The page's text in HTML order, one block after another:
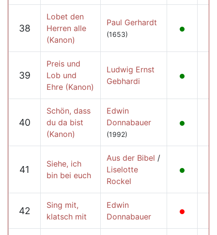
38
Lobet den
Herren alle
(Kanon)
Paul Gerhardt
(1653)
39
Preis und
Lob und
Ehre (Kanon)
Ludwig Ernst
Gebhardi
40
Schön, dass
du da bist
(Kanon)
Edwin
Donnabauer
(1992)
41
Siehe, ich
bin bei euch
Aus der Bibel /
Liselotte
Rockel
42
Sing mit,
klatsch mit
Edwin
Donnabauer